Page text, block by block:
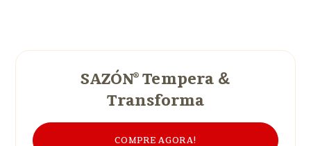
SAZÓN® Tempera &
Transforma
COMPRE AGORA!